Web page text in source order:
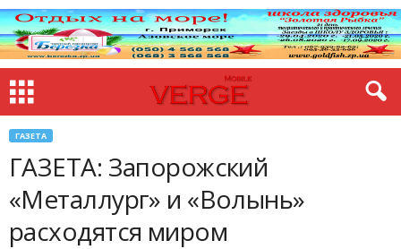
ГАЗЕТА
ГАЗЕТА: Запорожский
«Металлург» и «Волынь»
расходятся миром